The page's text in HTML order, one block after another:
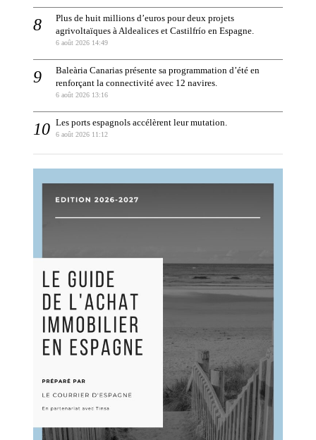
Plus de huit millions d’euros pour deux projets
agrivoltaïques à Aldealices et Castilfrío en Espagne.
6 août 2026 14:49
Baleària Canarias présente sa programmation d’été en
renforçant la connectivité avec 12 navires.
6 août 2026 13:16
Les ports espagnols accélèrent leur mutation.
6 août 2026 11:12